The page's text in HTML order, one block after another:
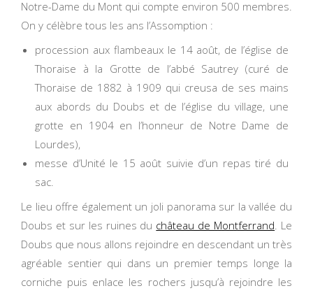
Notre-Dame du Mont qui compte environ 500 membres.
On y célèbre tous les ans l’Assomption :
procession aux flambeaux le 14 août, de l’église de
Thoraise à la Grotte de l’abbé Sautrey (curé de
Thoraise de 1882 à 1909 qui creusa de ses mains
aux abords du Doubs et de l’église du village, une
grotte en 1904 en l’honneur de Notre Dame de
Lourdes),
messe d’Unité le 15 août suivie d’un repas tiré du
sac.
Le lieu offre également un joli panorama sur la vallée du
Doubs et sur les ruines du château de Montferrand. Le
Doubs que nous allons rejoindre en descendant un très
agréable sentier qui dans un premier temps longe la
corniche puis enlace les rochers jusqu’à rejoindre les